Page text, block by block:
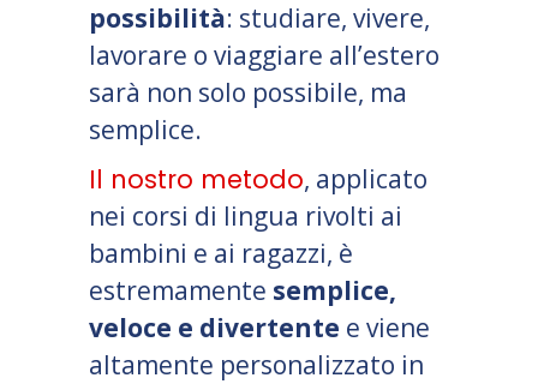
possibilità: studiare, vivere,
lavorare o viaggiare all’estero
sarà non solo possibile, ma
semplice.
Il nostro metodo, applicato
nei corsi di lingua rivolti ai
bambini e ai ragazzi, è
estremamente semplice,
veloce e divertente e viene
altamente personalizzato in